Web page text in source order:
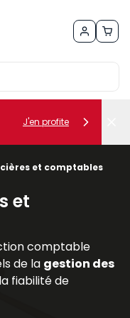
J'en profite
et comptables
et
comptable
de la gestion des
fiabilité de
la